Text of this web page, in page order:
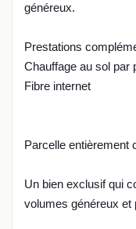
généreux.
Prestations
Chauffage au sol par
Fibre internet
Parcelle entièrement
Un bien exclusif qui
volumes généreux et